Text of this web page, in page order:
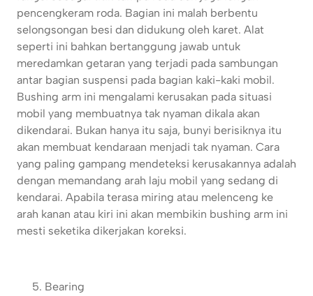
pencengkeram roda. Bagian ini malah berbentu
selongsongan besi dan didukung oleh karet. Alat
seperti ini bahkan bertanggung jawab untuk
meredamkan getaran yang terjadi pada sambungan
antar bagian suspensi pada bagian kaki-kaki mobil.
Bushing arm ini mengalami kerusakan pada situasi
mobil yang membuatnya tak nyaman dikala akan
dikendarai. Bukan hanya itu saja, bunyi berisiknya itu
akan membuat kendaraan menjadi tak nyaman. Cara
yang paling gampang mendeteksi kerusakannya adalah
dengan memandang arah laju mobil yang sedang di
kendarai. Apabila terasa miring atau melenceng ke
arah kanan atau kiri ini akan membikin bushing arm ini
mesti seketika dikerjakan koreksi.
Bearing